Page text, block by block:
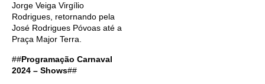
Jorge Veiga Virgílio
Rodrigues, retornando pela
José Rodrigues Póvoas até a
Praça Major Terra.
##Programação Carnaval
2024 – Shows##